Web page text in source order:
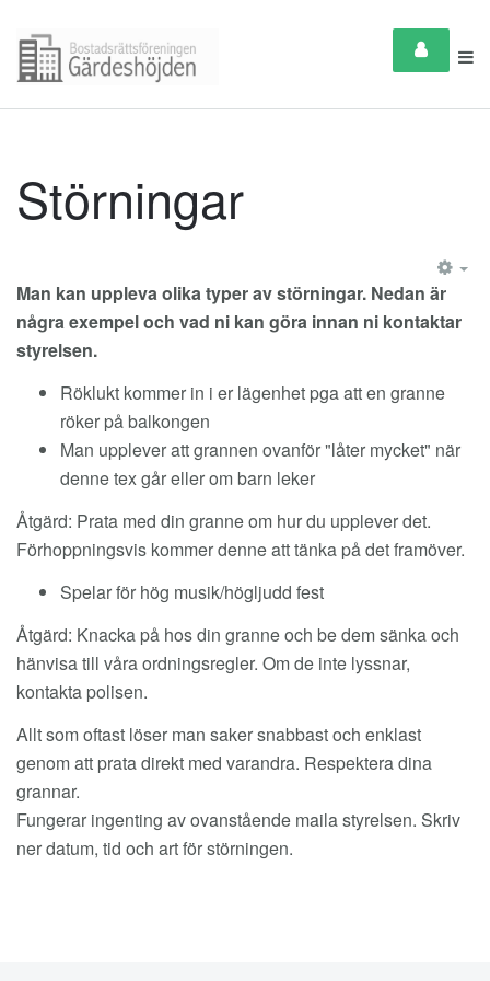
Störningar
Man kan uppleva olika typer av störningar. Nedan är
några exempel och vad ni kan göra innan ni kontaktar
styrelsen.
Röklukt kommer in i er lägenhet pga att en granne
röker på balkongen
Man upplever att grannen ovanför "låter mycket" när
denne tex går eller om barn leker
Åtgärd: Prata med din granne om hur du upplever det.
Förhoppningsvis kommer denne att tänka på det framöver.
Spelar för hög musik/högljudd fest
Åtgärd: Knacka på hos din granne och be dem sänka och
hänvisa till våra ordningsregler. Om de inte lyssnar,
kontakta polisen.
Allt som oftast löser man saker snabbast och enklast
genom att prata direkt med varandra. Respektera dina
grannar.
Fungerar ingenting av ovanstående maila styrelsen. Skriv
ner datum, tid och art för störningen.